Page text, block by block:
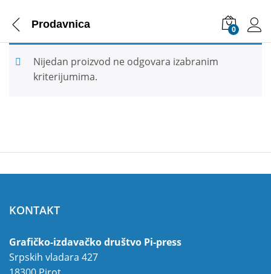
Prodavnica 0
Nijedan proizvod ne odgovara izabranim
kriterijumima.
KONTAKT
Grafičko-izdavačko društvo Pi-press
Srpskih vladara 427